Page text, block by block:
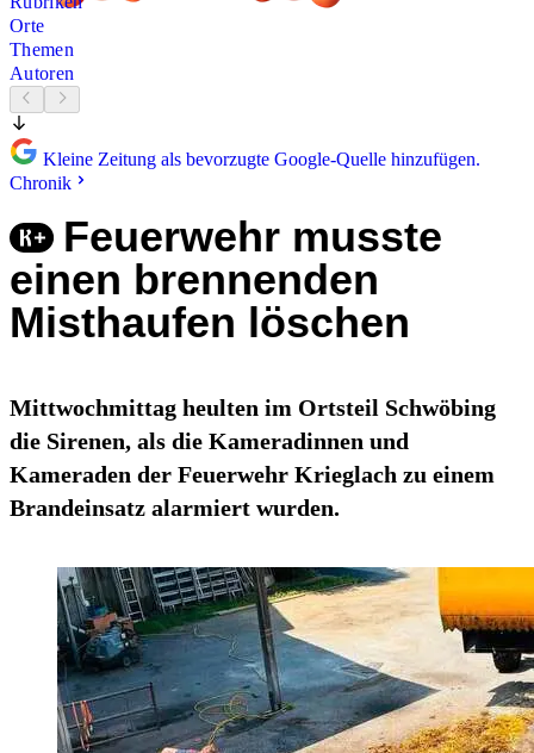
Orte
Themen
Autoren
Kleine Zeitung als bevorzugte Google-Quelle hinzufügen.
Chronik
Feuerwehr musste
einen brennenden
Misthaufen löschen
Mittwochmittag heulten im Ortsteil Schwöbing
die Sirenen, als die Kameradinnen und
Kameraden der Feuerwehr Krieglach zu einem
Brandeinsatz alarmiert wurden.